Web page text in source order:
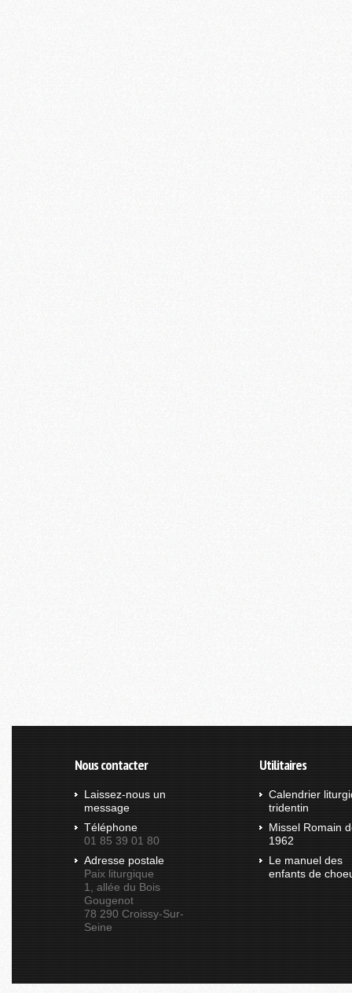
Nous contacter
Laissez-nous un
message
Téléphone
01 85 39 01 80
Adresse postale
Paix liturgique
1, allée du Bois
Gougenot
78 290 Croissy-Sur-
Seine
Utilitaires
Calendrier
tridentin
Missel Romain
1962
Le manuel des
enfants de